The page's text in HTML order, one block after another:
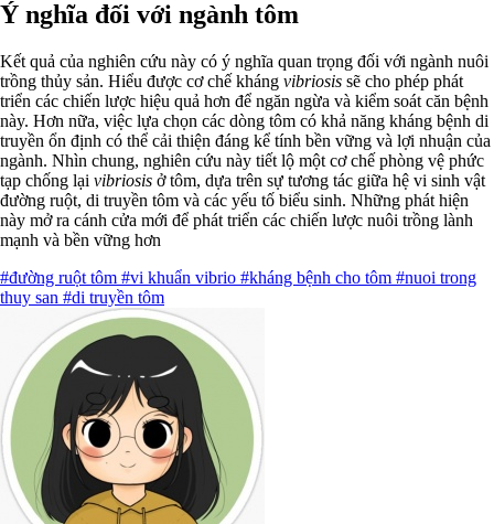
Ý nghĩa đối với ngành tôm
Kết quả của nghiên cứu này có ý nghĩa quan trọng đối với ngành nuôi
trồng thủy sản. Hiểu được cơ chế kháng vibriosis sẽ cho phép phát
triển các chiến lược hiệu quả hơn để ngăn ngừa và kiểm soát căn bệnh
này. Hơn nữa, việc lựa chọn các dòng tôm có khả năng kháng bệnh di
truyền ổn định có thể cải thiện đáng kể tính bền vững và lợi nhuận của
ngành. Nhìn chung, nghiên cứu này tiết lộ một cơ chế phòng vệ phức
tạp chống lại vibriosis ở tôm, dựa trên sự tương tác giữa hệ vi sinh vật
đường ruột, di truyền tôm và các yếu tố biểu sinh. Những phát hiện
này mở ra cánh cửa mới để phát triển các chiến lược nuôi trồng lành
mạnh và bền vững hơn
#đường ruột tôm #vi khuẩn vibrio #kháng bệnh cho tôm #nuoi trong
thuy san #di truyền tôm